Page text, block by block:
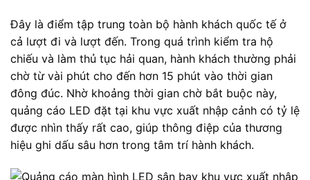
Đây là điểm tập trung toàn bộ hành khách quốc tế ở
cả lượt đi và lượt đến. Trong quá trình kiểm tra hộ
chiếu và làm thủ tục hải quan, hành khách thường phải
chờ từ vài phút cho đến hơn 15 phút vào thời gian
đông đúc. Nhờ khoảng thời gian chờ bắt buộc này,
quảng cáo LED đặt tại khu vực xuất nhập cảnh có tỷ lệ
được nhìn thấy rất cao, giúp thông điệp của thương
hiệu ghi dấu sâu hơn trong tâm trí hành khách.